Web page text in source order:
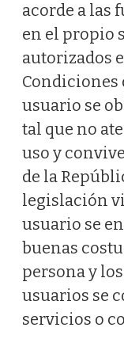
acorde a las
en el propio
autorizados
Condiciones
usuario se
tal que no
uso y
de la
legislación
usuario se
buenas
persona y
usuarios se
servicios o